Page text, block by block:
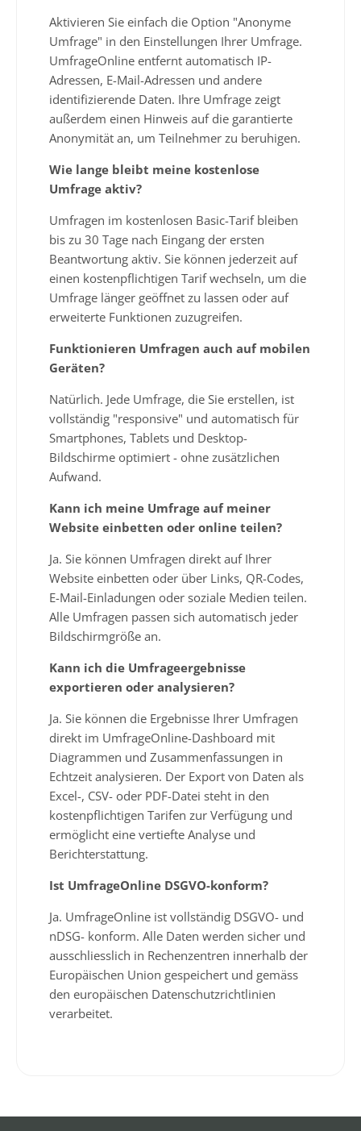
Aktivieren Sie einfach die Option "Anonyme
Umfrage" in den Einstellungen Ihrer Umfrage.
UmfrageOnline entfernt automatisch IP-
Adressen, E-Mail-Adressen und andere
identifizierende Daten. Ihre Umfrage zeigt
außerdem einen Hinweis auf die garantierte
Anonymität an, um Teilnehmer zu beruhigen.
Wie lange bleibt meine kostenlose
Umfrage aktiv?
Umfragen im kostenlosen Basic-Tarif bleiben
bis zu 30 Tage nach Eingang der ersten
Beantwortung aktiv. Sie können jederzeit auf
einen kostenpflichtigen Tarif wechseln, um die
Umfrage länger geöffnet zu lassen oder auf
erweiterte Funktionen zuzugreifen.
Funktionieren Umfragen auch auf mobilen
Geräten?
Natürlich. Jede Umfrage, die Sie erstellen, ist
vollständig "responsive" und automatisch für
Smartphones, Tablets und Desktop-
Bildschirme optimiert - ohne zusätzlichen
Aufwand.
Kann ich meine Umfrage auf meiner
Website einbetten oder online teilen?
Ja. Sie können Umfragen direkt auf Ihrer
Website einbetten oder über Links, QR-Codes,
E-Mail-Einladungen oder soziale Medien teilen.
Alle Umfragen passen sich automatisch jeder
Bildschirmgröße an.
Kann ich die Umfrageergebnisse
exportieren oder analysieren?
Ja. Sie können die Ergebnisse Ihrer Umfragen
direkt im UmfrageOnline-Dashboard mit
Diagrammen und Zusammenfassungen in
Echtzeit analysieren. Der Export von Daten als
Excel-, CSV- oder PDF-Datei steht in den
kostenpflichtigen Tarifen zur Verfügung und
ermöglicht eine vertiefte Analyse und
Berichterstattung.
Ist UmfrageOnline DSGVO-konform?
Ja. UmfrageOnline ist vollständig DSGVO- und
nDSG- konform. Alle Daten werden sicher und
ausschliesslich in Rechenzentren innerhalb der
Europäischen Union gespeichert und gemäss
den europäischen Datenschutzrichtlinien
verarbeitet.